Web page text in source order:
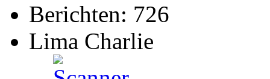
Berichten: 726
Lima Charlie